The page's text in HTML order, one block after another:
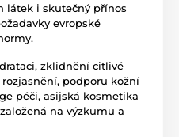
látek i skutečný přínos
evropské
zklidnění citlivé
podporu kožní
péči, asijská kosmetika
na výzkumu a